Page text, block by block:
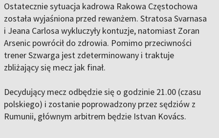
Ostatecznie sytuacja kadrowa Rakowa Częstochowa
została wyjaśniona przed rewanżem. Stratosa Svarnasa
i Jeana Carlosa wykluczyły kontuzje, natomiast Zoran
Arsenic powrócił do zdrowia. Pomimo przeciwności
trener Szwarga jest zdeterminowany i traktuje
zbliżający się mecz jak finał.
Decydujący mecz odbędzie się o godzinie 21.00 (czasu
polskiego) i zostanie poprowadzony przez sędziów z
Rumunii, głównym arbitrem będzie Istvan Kovács.